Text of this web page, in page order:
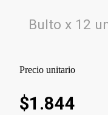
Bulto x 12
Precio unitario
$1.844